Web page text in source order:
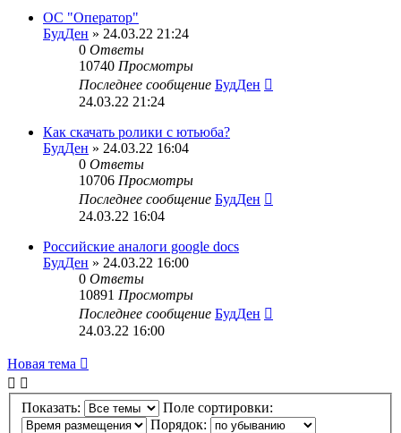
ОС "Оператор"
БудДен » 24.03.22 21:24
0 Ответы
10740 Просмотры
Последнее сообщение БудДен
24.03.22 21:24
Как скачать ролики с ютьюба?
БудДен » 24.03.22 16:04
0 Ответы
10706 Просмотры
Последнее сообщение БудДен
24.03.22 16:04
Российские аналоги google docs
БудДен » 24.03.22 16:00
0 Ответы
10891 Просмотры
Последнее сообщение БудДен
24.03.22 16:00
Новая тема
Показать:
Поле сортировки:
Порядок: